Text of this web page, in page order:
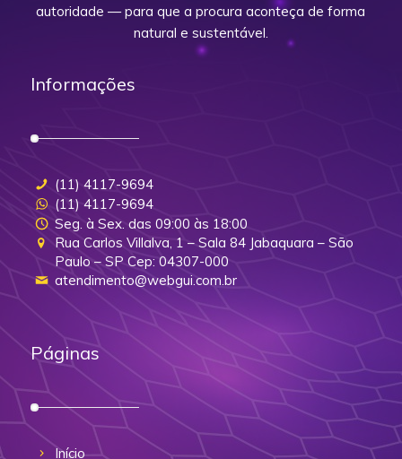
autoridade — para que a procura aconteça de forma
natural e sustentável.
Informações
(11) 4117-9694
(11) 4117-9694
Seg. à Sex. das 09:00 às 18:00
Rua Carlos Villalva, 1 – Sala 84 Jabaquara – São
Paulo – SP Cep: 04307-000
atendimento@webgui.com.br
Páginas
Início